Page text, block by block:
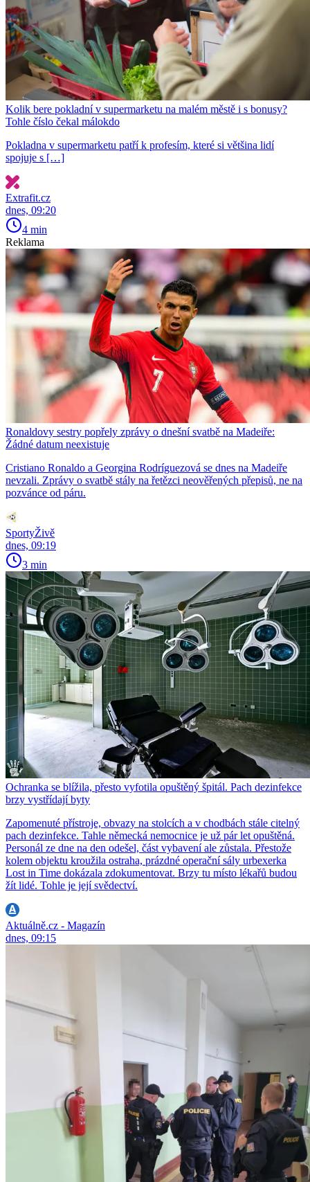
Kolik bere pokladní v supermarketu na malém městě i s bonusy?
Tohle číslo čekal málokdo
Pokladna v supermarketu patří k profesím, které si většina lidí
spojuje s […]
Extrafit.cz
dnes, 09:20
4 min
Reklama
Ronaldovy sestry popřely zprávy o dnešní svatbě na Madeiře:
Žádné datum neexistuje
Cristiano Ronaldo a Georgina Rodríguezová se dnes na Madeiře
nevzali. Zprávy o svatbě stály na řetězci neověřených přepisů, ne na
pozvánce od páru.
SportyŽivě
dnes, 09:19
3 min
Ochranka se blížila, přesto vyfotila opuštěný špitál. Pach dezinfekce
brzy vystřídají byty
Zapomenuté přístroje, obvazy na stolcích a v chodbách stále citelný
pach dezinfekce. Tahle německá nemocnice je už pár let opuštěná.
Personál ze dne na den odešel, část vybavení ale zůstala. Přestože
kolem objektu kroužila ostraha, prázdné operační sály urbexerka
Lost in Time dokázala zdokumentovat. Brzy tu místo lékařů budou
žít lidé. Tohle je její svědectví.
Aktuálně.cz - Magazín
dnes, 09:15